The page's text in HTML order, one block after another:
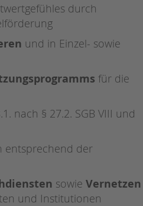
durch
und in Einzel- sowie
für die
nach § 27.2. SGB VIII und
entsprechend der
sowie Vernetzen
und Institutionen